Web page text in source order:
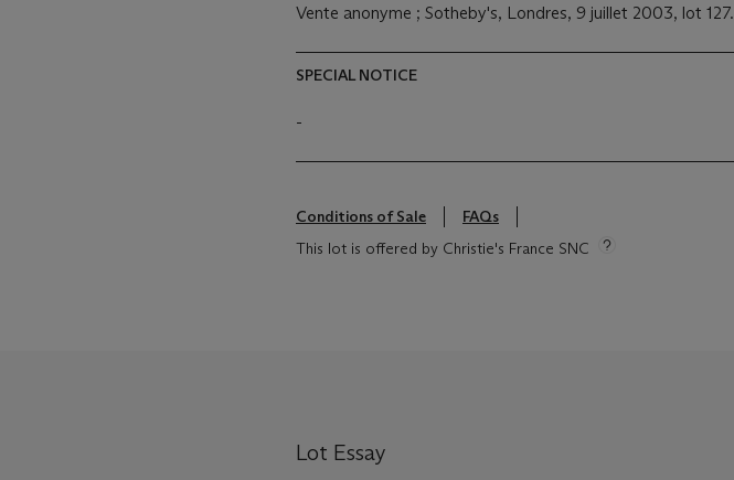
Vente anonyme ; Sotheby's, Londres, 9 juillet 2003, lot 127.
SPECIAL NOTICE
-
Conditions of Sale
FAQs
This lot is offered by Christie's France SNC
Lot Essay